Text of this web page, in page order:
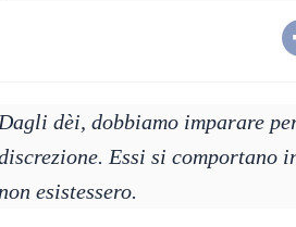
dèi, dobbiamo imparare
Essi si comportano
esistessero.